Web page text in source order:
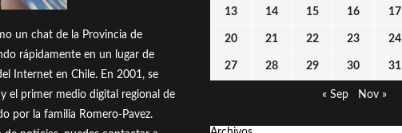
un chat de la Provincia de
rápidamente en un lugar de
Internet en Chile. En 2001, se
el primer medio digital regional de
por la familia Romero-Pavez.
13 14 15 16 17
20 21 22 23 24
27 28 29 30 31
« Sep Nov »